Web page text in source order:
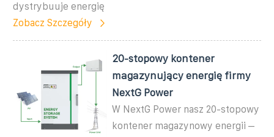
dystrybuuje energię
Zobacz Szczegóły
20-stopowy kontener
magazynujący energię firmy
NextG Power
W NextG Power nasz 20-stopowy
kontener magazynowy energii –